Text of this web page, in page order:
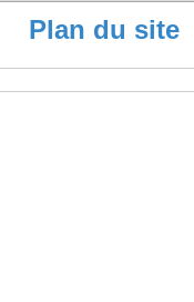
Plan du site